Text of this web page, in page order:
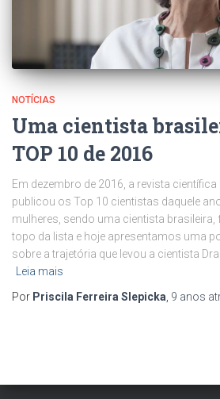
NOTÍCIAS
Uma cientista
TOP 10 de 2016
Em dezembro de 2016, a revista
publicou os Top 10 cientistas daquele
mulheres, sendo uma cientista
topo da lista e hoje apresentamos uma
sobre a trajetória que levou a cientista
Leia mais
Por Priscila Ferreira Slepicka 9 anos